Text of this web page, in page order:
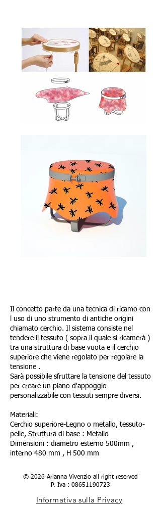
Il concetto parte da una tecnica di ricamo con
l uso di uno strumento di antiche origini
chiamato cerchio. Il sistema consiste nel
tendere il tessuto ( sopra il quale si ricamerà )
tra una struttura di base vuota e il cerchio
superiore che viene regolato per regolare la
tensione .
Sarà possibile sfruttare la tensione del tessuto
per creare un piano d'appoggio
personalizzabile con tessuti sempre diversi.
Materiali:
Cerchio superiore-Legno o metallo, tessuto-
pelle, Struttura di base : Metallo
Dimensioni : diametro esterno 500mm ,
interno 480 mm , H 500 mm
© 2026 Arianna Vivenzio all right reserved
P. Iva : 08651190723
Informativa sulla Privacy